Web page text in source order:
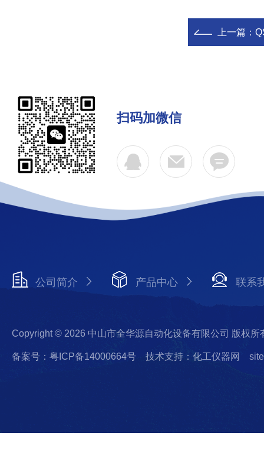
上一篇：
扫码加微信
公司简介 产品中心 联系
Copyright © 2026 中山市全华源自动化设备有限公司 版权所
备案号：粤ICP备14000664号 技术支持：化工仪器网